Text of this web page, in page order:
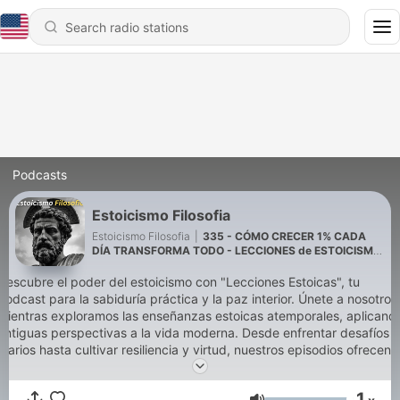
Podcasts
Estoicismo Filosofia
Estoicismo Filosofia
335 - CÓMO CRECER 1% CADA
DÍA TRANSFORMA TODO - LECCIONES de ESTOICISMO
el poder del estoicismo con "Lecciones Estoicas", tu
para la sabiduría práctica y la paz interior. Únete a nosotros
exploramos las enseñanzas estoicas atemporales,
perspectivas a la vida moderna. Desde enfrentar desafíos
hasta cultivar resiliencia y virtud, nuestros episodios ofrecen
perspectiva refrescante para cualquiera que busque una vida
significativa y equilibrada. Suscríbete y emprende un viaje